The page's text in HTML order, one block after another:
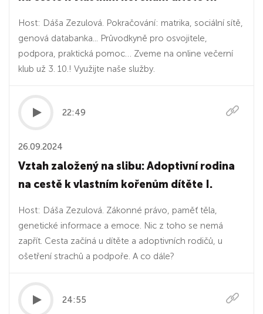
Host: Dáša Zezulová. Pokračování: matrika, sociální sítě,
genová databanka... Průvodkyně pro osvojitele,
podpora, praktická pomoc… Zveme na online večerní
klub už 3. 10.! Využijte naše služby.
22:49
26.09.2024
Vztah založený na slibu: Adoptivní rodina
na cestě k vlastním kořenům dítěte I.
Host: Dáša Zezulová. Zákonné právo, paměť těla,
genetické informace a emoce. Nic z toho se nemá
zapřít. Cesta začíná u dítěte a adoptivních rodičů, u
ošetření strachů a podpoře. A co dále?
24:55